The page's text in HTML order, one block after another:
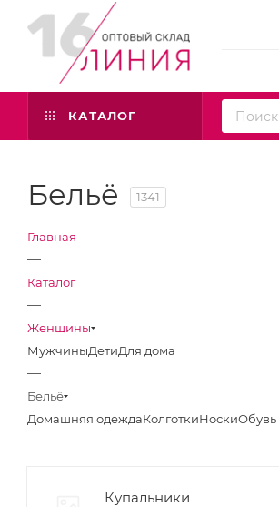
КАТАЛОГ
Бельё 1341
Главная
—
Каталог
—
Женщины
МужчиныДетиДля дома
—
Бельё
Домашняя одеждаКолготкиНоскиОбувь
Купальники